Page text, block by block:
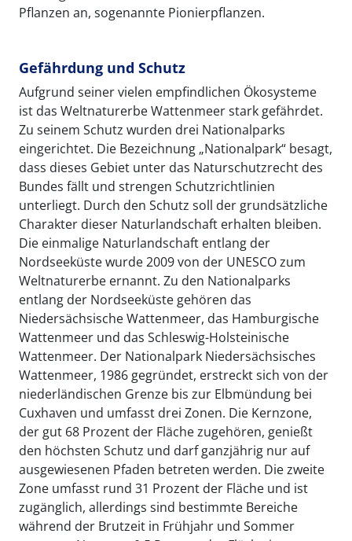
Pflanzen an, sogenannte Pionierpflanzen.
Gefährdung und Schutz
Aufgrund seiner vielen empfindlichen Ökosysteme
ist das Weltnaturerbe Wattenmeer stark gefährdet.
Zu seinem Schutz wurden drei Nationalparks
eingerichtet. Die Bezeichnung „Nationalpark“ besagt,
dass dieses Gebiet unter das Naturschutzrecht des
Bundes fällt und strengen Schutzrichtlinien
unterliegt. Durch den Schutz soll der grundsätzliche
Charakter dieser Naturlandschaft erhalten bleiben.
Die einmalige Naturlandschaft entlang der
Nordseeküste wurde 2009 von der UNESCO zum
Weltnaturerbe ernannt. Zu den Nationalparks
entlang der Nordseeküste gehören das
Niedersächsische Wattenmeer, das Hamburgische
Wattenmeer und das Schleswig-Holsteinische
Wattenmeer. Der Nationalpark Niedersächsisches
Wattenmeer, 1986 gegründet, erstreckt sich von der
niederländischen Grenze bis zur Elbmündung bei
Cuxhaven und umfasst drei Zonen. Die Kernzone,
der gut 68 Prozent der Fläche zugehören, genießt
den höchsten Schutz und darf ganzjährig nur auf
ausgewiesenen Pfaden betreten werden. Die zweite
Zone umfasst rund 31 Prozent der Fläche und ist
zugänglich, allerdings sind bestimmte Bereiche
während der Brutzeit in Frühjahr und Sommer